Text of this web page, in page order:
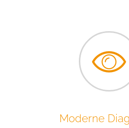
Moderne